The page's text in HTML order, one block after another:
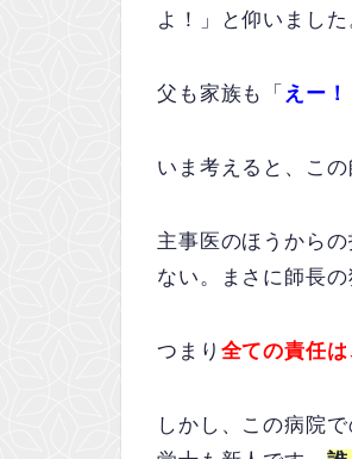
よ！」と仰いまし
父も家族も「 えー！
いま考えると、こ
主事医のほうから
ない。まさに師長の
つまり 全ての責任
しかし、この病院